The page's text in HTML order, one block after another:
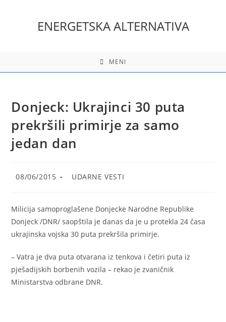
ENERGETSKA ALTERNATIVA
MENI
Donjeck: Ukrajinci 30 puta
prekršili primirje za samo
jedan dan
Post
08/06/2015
Post
UDARNE VESTI
Milicija samoproglašene Donjecke Narodne Republike
Donjeck /DNR/ saopštila je danas da je u protekla 24 časa
ukrajinska vojska 30 puta prekršila primirje.
– Vatra je dva puta otvarana iz tenkova i četiri puta iz
pješadijskih borbenih vozila – rekao je zvaničnik
Ministarstva odbrane DNR.